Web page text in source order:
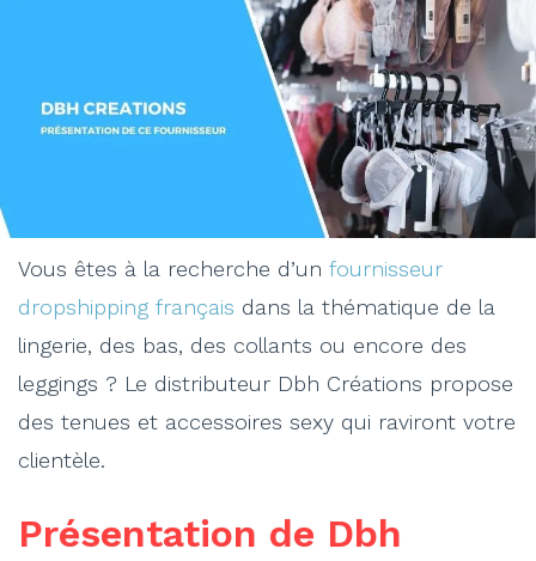
Vous êtes à la recherche d’un fournisseur
dropshipping français dans la thématique de la
lingerie, des bas, des collants ou encore des
leggings ? Le distributeur Dbh Créations propose
des tenues et accessoires sexy qui raviront votre
clientèle.
Présentation de Dbh